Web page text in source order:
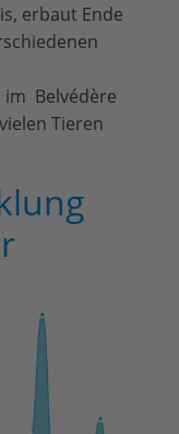
erbaut Ende
im Belvédère
Tieren